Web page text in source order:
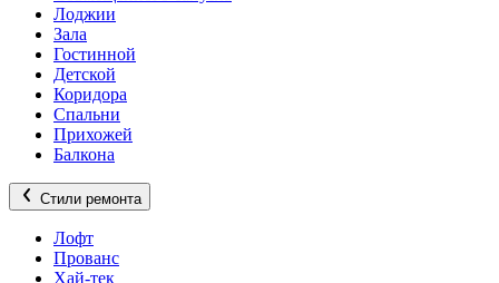
Лоджии
Зала
Гостинной
Детской
Коридора
Спальни
Прихожей
Балкона
Стили ремонта
Лофт
Прованс
Хай-тек